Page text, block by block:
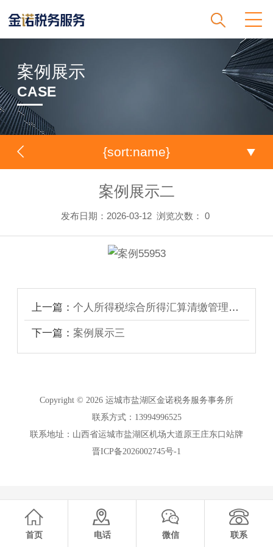
案例展示
CASE
{sort:name}
案例展示二
发布日期：2026-03-12 浏览次数： 0
上一篇：个人所得税综合所得汇算清缴管理办法
下一篇： 案例展示三
Copyright © 2026 运城市盐湖区金诺税务服务事务所
联系方式：13994996525
联系地址：山西省运城市盐湖区机场大道原王庄东口站牌
晋ICP备2026002745号-1
首页 电话 微信 联系